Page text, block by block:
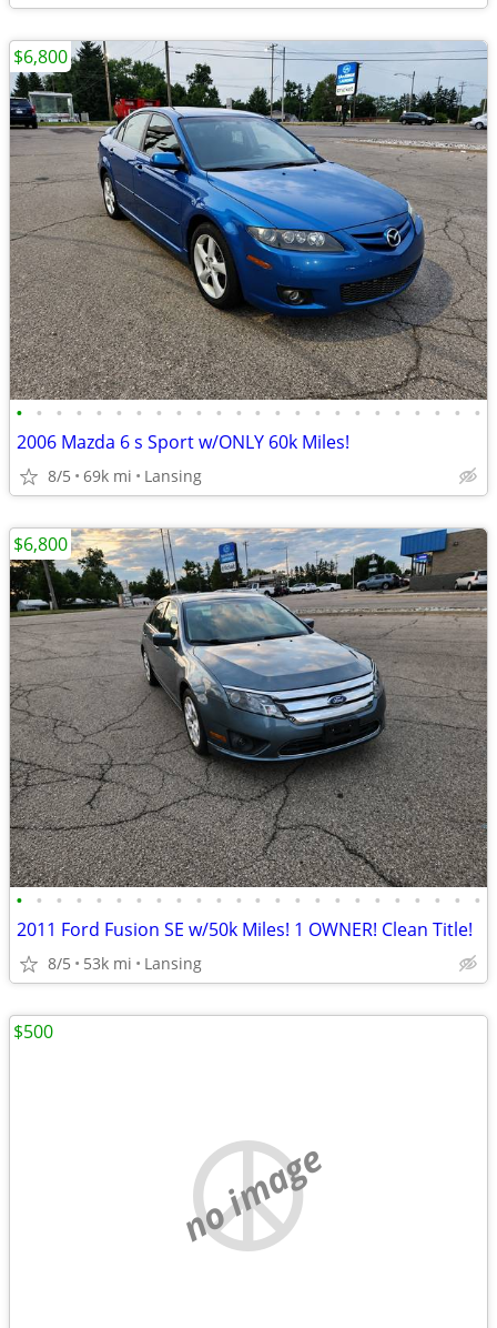
• • • • • • • • • • • • • • • • • • • • • • • •
2006 Mazda 6 s Sport w/ONLY 60k Miles!
8/5 69k mi Lansing
$6,800
• • • • • • • • • • • • • • • • • • • • • • • •
2011 Ford Fusion SE w/50k Miles! 1 OWNER! Clean Title!
8/5 53k mi Lansing
$6,800
no image
$500